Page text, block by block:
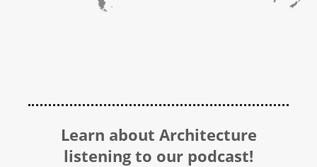
Learn about Architecture
listening to our podcast!